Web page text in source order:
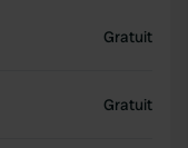
Gratuit
Gratuit